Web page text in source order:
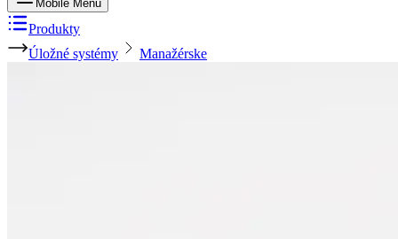
Mobile Menu
Produkty
Úložné systémy
Manažérske